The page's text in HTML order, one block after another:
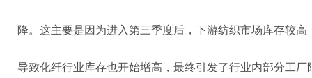
降。这主要是因为进入第三季度后，下游纺织市场库存较
导致化纤行业库存也开始增高，最终引发了行业内部分工厂